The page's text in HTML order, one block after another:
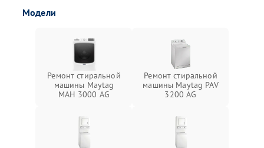
Модели
Ремонт стиральной
машины Maytag
MAH 3000 AG
Ремонт стиральной
машины Maytag PAV
3200 AG